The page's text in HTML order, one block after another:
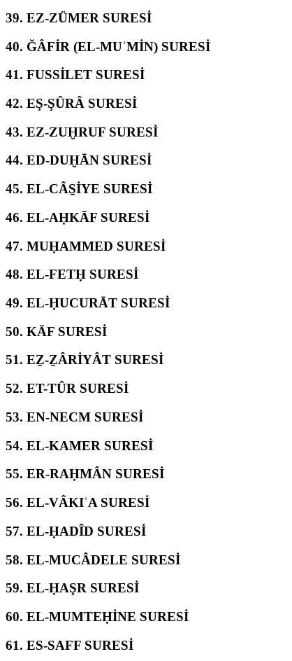
39. EZ-ZÜMER SURESİ
40. ĞÂFİR (EL-MUʾMİN) SURESİ
41. FUSSİLET SURESİ
42. EŞ-ŞÛRÂ SURESİ
43. EZ-ZUḪRUF SURESİ
44. ED-DUḪĀN SURESİ
45. EL-CÂS̱İYE SURESİ
46. EL-AḤKĀF SURESİ
47. MUḤAMMED SURESİ
48. EL-FETḤ SURESİ
49. EL-ḤUCURĀT SURESİ
50. KĀF SURESİ
51. EẔ-ẔÂRİYÂT SURESİ
52. ET-TÛR SURESİ
53. EN-NECM SURESİ
54. EL-KAMER SURESİ
55. ER-RAḤMÂN SURESİ
56. EL-VÂKIʿA SURESİ
57. EL-ḤADÎD SURESİ
58. EL-MUCÂDELE SURESİ
59. EL-ḤAŞR SURESİ
60. EL-MUMTEḤİNE SURESİ
61. ES-SAFF SURESİ